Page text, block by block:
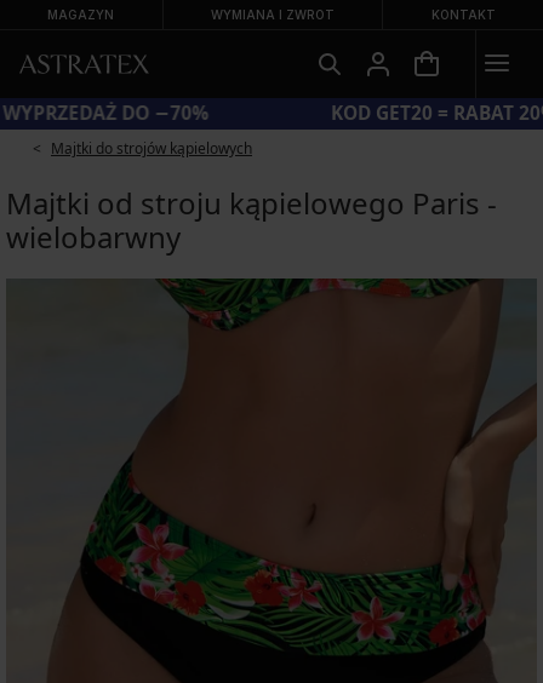
MAGAZYN WYMIANA I ZWROT KONTAKT
WIELKA LETNIA WYPRZEDAŻ DO −70%
Majtki do strojów kąpielowych
Majtki od stroju kąpielowego Paris -
wielobarwny